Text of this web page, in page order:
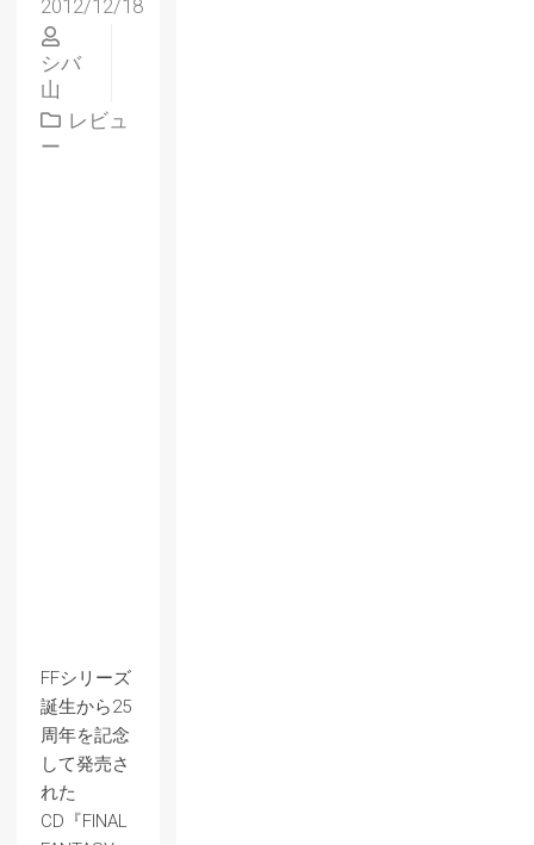
2012/12/18
シバ
山
レビュ
ー
FFシリーズ
誕生から25
周年を記念
して発売さ
れた
CD『FINAL